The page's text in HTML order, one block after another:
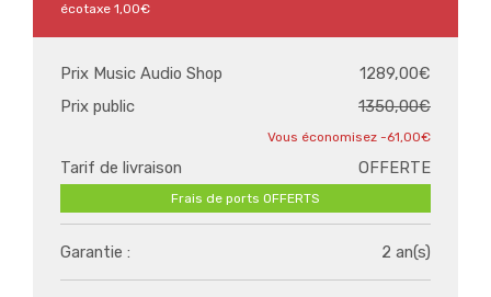
écotaxe 1,00€
Prix Music Audio Shop
1289,00€
Prix public
1350,00€
-61,00€
Tarif de livraison OFFERTE
Frais de ports OFFERTS
Garantie : 2 an(s)